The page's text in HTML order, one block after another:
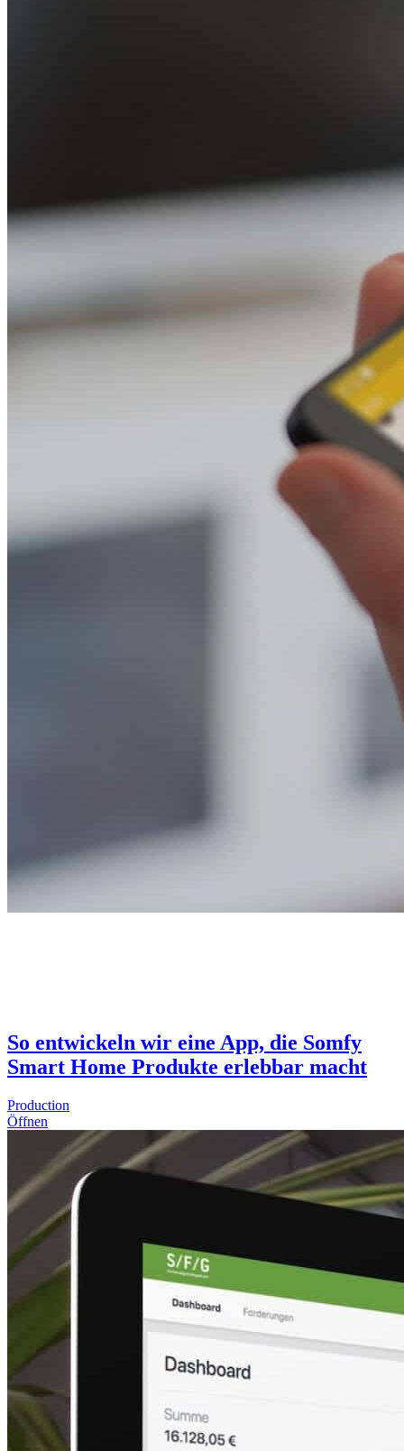
So entwickeln wir eine App, die Somfy
Smart Home Produkte erlebbar macht
Production
Öffnen